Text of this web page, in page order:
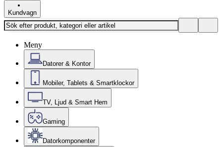
Kundvagn
Meny
Datorer & Kontor
Mobiler, Tablets & Smartklockor
TV, Ljud & Smart Hem
Gaming
Datorkomponenter